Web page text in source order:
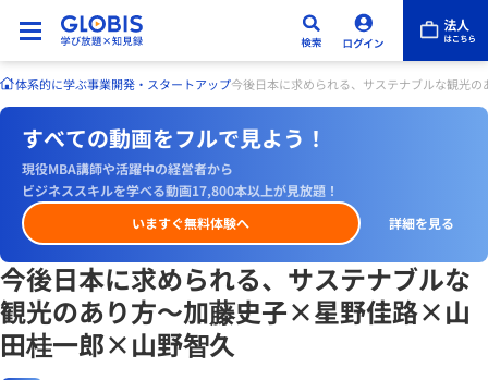
体系的に学ぶ事業開発・スタートアップ今後日本に求められる、サステナブルな観光
すべての動画をフルで見よう！
現役MBA講師や活躍中の経営者から
ビジネススキルを学べる動画17,800本以上が見放題！
いますぐ無料体験へ
詳細を見る
今後日本に求められる、サステナブルな
観光のあり方～加藤史子×星野佳路×山
田桂一郎×山野智久